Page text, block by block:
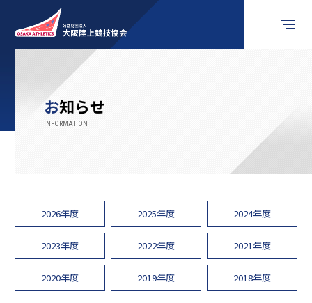
競技会情報
お知らせ
競技者の皆様へ
審判員の皆様へ
関係団体
お知らせ
2026年度 2025年度 2024年度
2023年度 2022年度 2021年度
2020年度 2019年度 2018年度